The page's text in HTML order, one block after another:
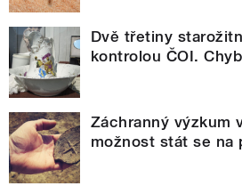
Dvě třetiny
kontrolou ČOI.
Záchranný výzkum
možnost stát se na